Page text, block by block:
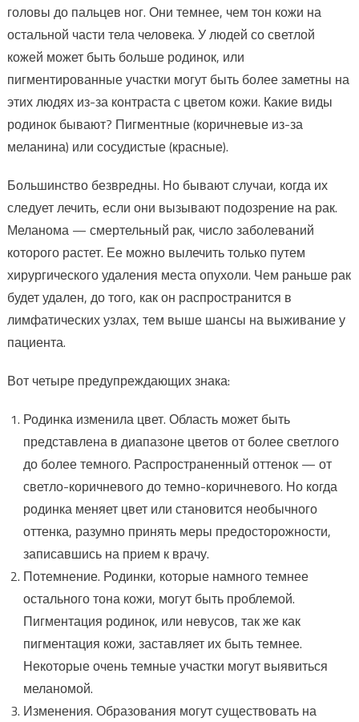
головы до пальцев ног. Они темнее, чем тон кожи на
остальной части тела человека. У людей со светлой
кожей может быть больше родинок, или
пигментированные участки могут быть более заметны на
этих людях из-за контраста с цветом кожи. Какие виды
родинок бывают? Пигментные (коричневые из-за
меланина) или сосудистые (красные).
Большинство безвредны. Но бывают случаи, когда их
следует лечить, если они вызывают подозрение на рак.
Меланома — смертельный рак, число заболеваний
которого растет. Ее можно вылечить только путем
хирургического удаления места опухоли. Чем раньше рак
будет удален, до того, как он распространится в
лимфатических узлах, тем выше шансы на выживание у
пациента.
Вот четыре предупреждающих знака:
Родинка изменила цвет. Область может быть
представлена в диапазоне цветов от более светлого
до более темного. Распространенный оттенок — от
светло-коричневого до темно-коричневого. Но когда
родинка меняет цвет или становится необычного
оттенка, разумно принять меры предосторожности,
записавшись на прием к врачу.
Потемнение. Родинки, которые намного темнее
остального тона кожи, могут быть проблемой.
Пигментация родинок, или невусов, так же как
пигментация кожи, заставляет их быть темнее.
Некоторые очень темные участки могут выявиться
меланомой.
Изменения. Образования могут существовать на